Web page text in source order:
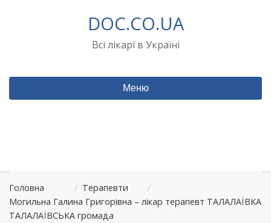
DOC.CO.UA
Всі лікарі в Україні
Меню
Головна / Терапевти
/
Могильна Галина Григорівна – лікар терапевт ТАЛАЛАЇВКА
ТАЛАЛАЇВСЬКА громада